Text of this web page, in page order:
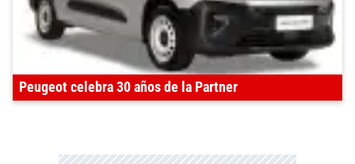
Peugeot celebra 30 años de la Partner